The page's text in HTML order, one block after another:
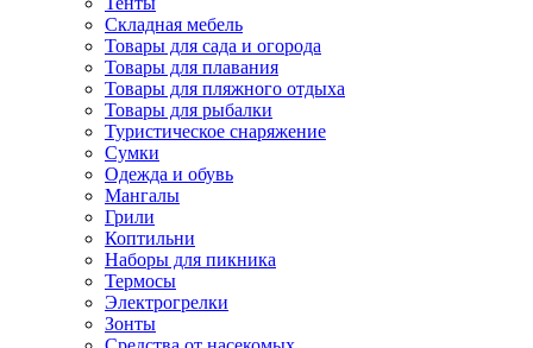
Складная мебель
Товары для сада и огорода
Товары для плавания
Товары для пляжного отдыха
Товары для рыбалки
Туристическое снаряжение
Сумки
Одежда и обувь
Мангалы
Грили
Коптильни
Наборы для пикника
Термосы
Электрогрелки
Зонты